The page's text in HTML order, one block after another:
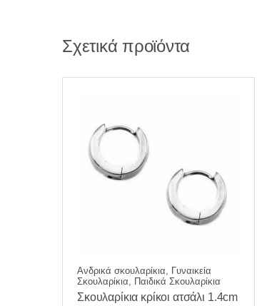
Σχετικά προϊόντα
Ανδρικά σκουλαρίκια, Γυναικεία
Σκουλαρίκια, Παιδικά Σκουλαρίκια
Σκουλαρίκια κρίκοι ατσάλι 1.4cm